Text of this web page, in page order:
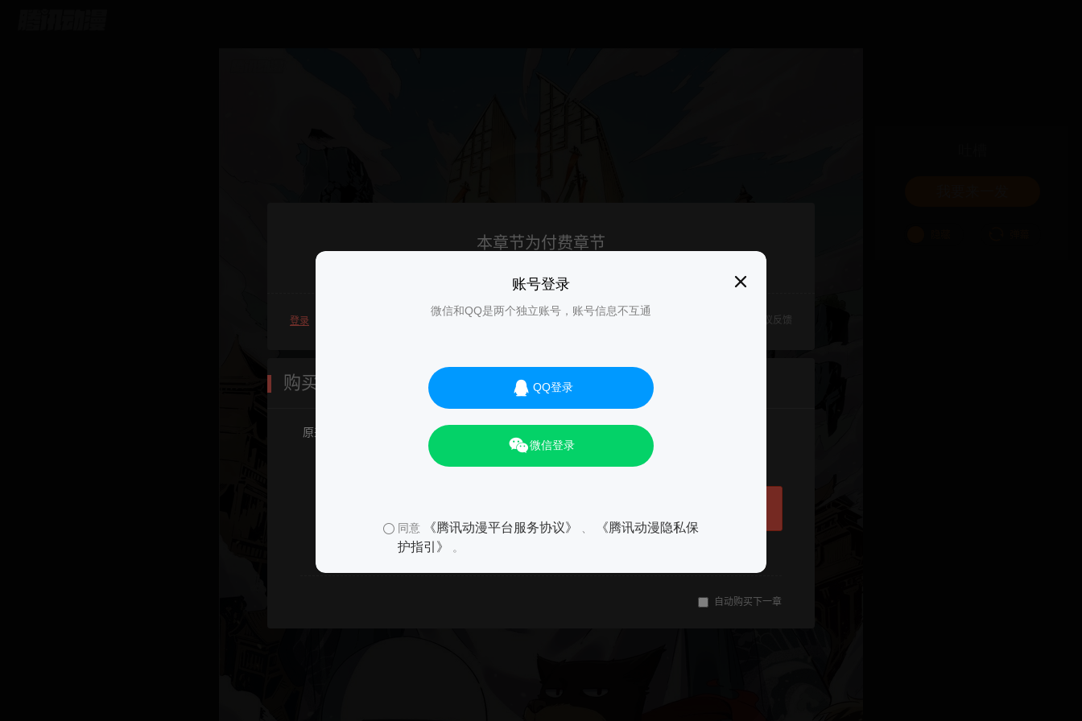
账号登录
微信和QQ是两个独立账号，账号信息不互通
QQ登录
微信登录
同意 《腾讯动漫平台服务协议》
《腾讯动漫隐私保
护指引》
。